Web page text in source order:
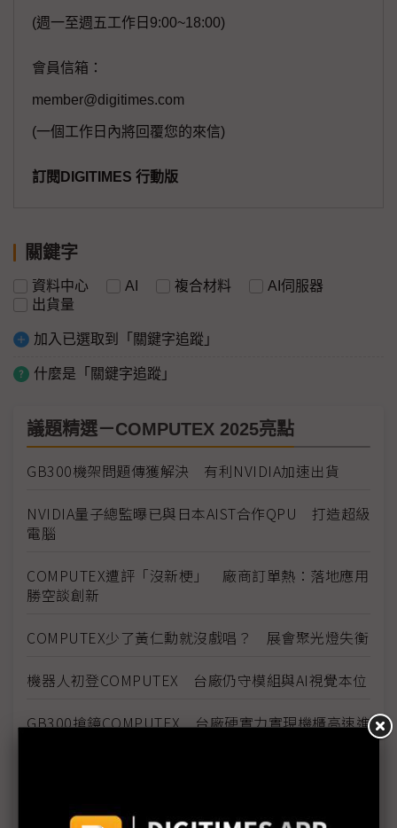
(週一至週五工作日9:00~18:00)
會員信箱：
member@digitimes.com
(一個工作日內將回覆您的來信)
訂閱DIGITIMES 行動版
關鍵字
資料中心 AI 複合材料
AI伺服器
出貨量
加入已選取到「關鍵字追蹤」
什麼是「關鍵字追蹤」
議題精選－COMPUTEX 2025亮點
GB300機架問題傳獲解決 有利NVIDIA加速出貨
NVIDIA量子總監曝已與日本AIST合作QPU 打造超級
電腦
COMPUTEX遭評「沒新梗」 廠商訂單熱：落地應用
勝空談創新
COMPUTEX少了黃仁勳就沒戲唱？ 展會聚光燈失衡
機器人初登COMPUTEX 台廠仍守模組與AI視覺本位
GB300搶鏡COMPUTEX 台廠硬實力實現機櫃高速進